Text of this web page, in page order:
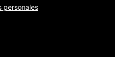
personales